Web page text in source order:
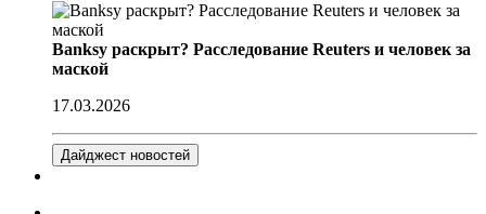
Banksy раскрыт? Расследование Reuters и человек за
маской
17.03.2026
Дайджест новостей